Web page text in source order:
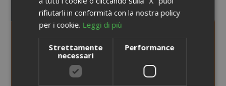
rifiutarli in conformità con la nostra policy
per i cookie. Leggi di più
Strettamente
necessari
Performance